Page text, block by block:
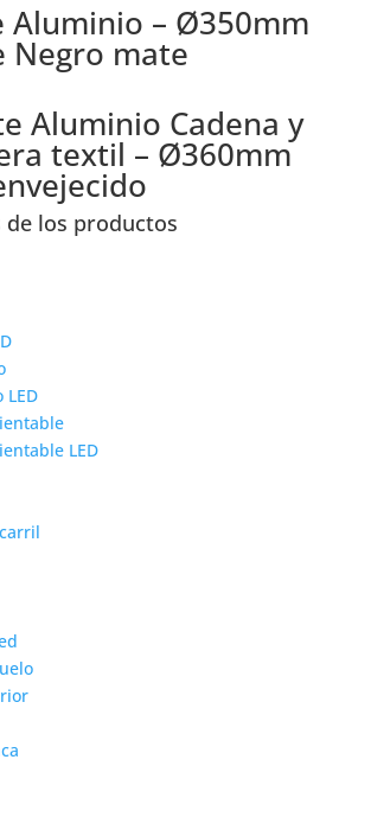
Aluminio – Ø350mm
Negro mate
Aluminio Cadena y
textil – Ø360mm
de los productos
LED